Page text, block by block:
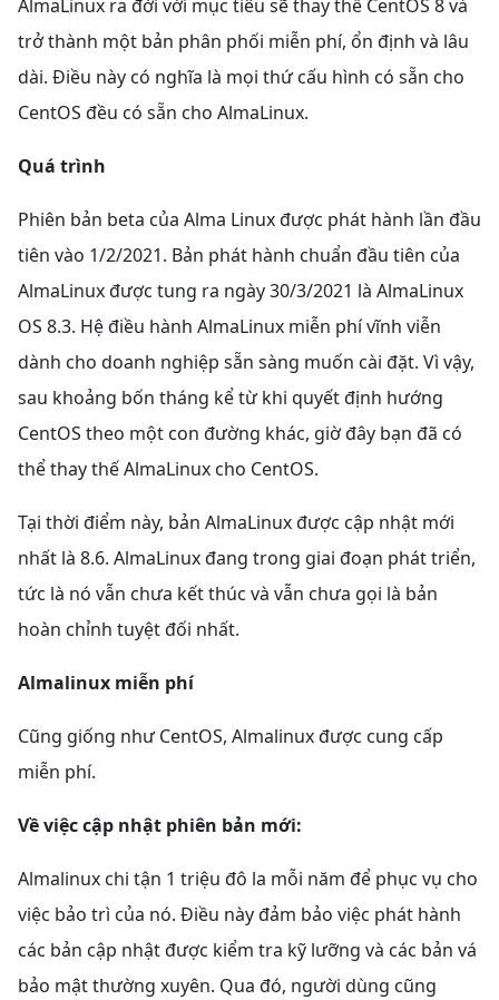
AlmaLinux ra đời với mục tiêu sẽ thay thế CentOS 8 và
trở thành một bản phân phối miễn phí, ổn định và lâu
dài. Điều này có nghĩa là mọi thứ cấu hình có sẵn cho
CentOS đều có sẵn cho AlmaLinux.
Quá trình
Phiên bản beta của Alma Linux được phát hành lần đầu
tiên vào 1/2/2021. Bản phát hành chuẩn đầu tiên của
AlmaLinux được tung ra ngày 30/3/2021 là AlmaLinux
OS 8.3. Hệ điều hành AlmaLinux miễn phí vĩnh viễn
dành cho doanh nghiệp sẵn sàng muốn cài đặt. Vì vậy,
sau khoảng bốn tháng kể từ khi quyết định hướng
CentOS theo một con đường khác, giờ đây bạn đã có
thể thay thế AlmaLinux cho CentOS.
Tại thời điểm này, bản AlmaLinux được cập nhật mới
nhất là 8.6. AlmaLinux đang trong giai đoạn phát triển,
tức là nó vẫn chưa kết thúc và vẫn chưa gọi là bản
hoàn chỉnh tuyệt đối nhất.
Almalinux miễn phí
Cũng giống như CentOS, Almalinux được cung cấp
miễn phí.
Về việc cập nhật phiên bản mới:
Almalinux chi tận 1 triệu đô la mỗi năm để phục vụ cho
việc bảo trì của nó. Điều này đảm bảo việc phát hành
các bản cập nhật được kiểm tra kỹ lưỡng và các bản vá
bảo mật thường xuyên. Qua đó, người dùng cũng